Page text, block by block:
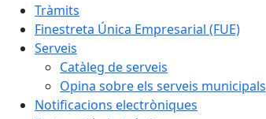
Tràmits
Finestreta Única Empresarial (FUE)
Serveis
Catàleg de serveis
Opina sobre els serveis municipals
Notificacions electròniques